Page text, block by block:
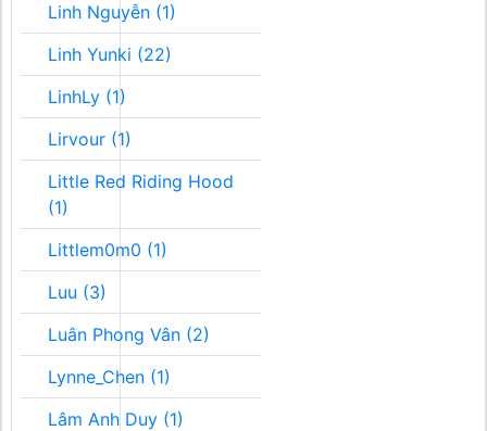
Linh Nguyễn (1)
Linh Yunki (22)
LinhLy (1)
Lirvour (1)
Little Red Riding Hood
(1)
Littlem0m0 (1)
Luu (3)
Luân Phong Vân (2)
Lynne_Chen (1)
Lâm Anh Duy (1)